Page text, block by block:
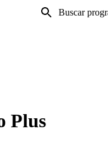
Plus